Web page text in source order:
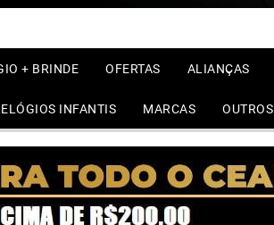
+ BRINDE OFERTAS ALIANÇAS
INFANTIS MARCAS OUTROS